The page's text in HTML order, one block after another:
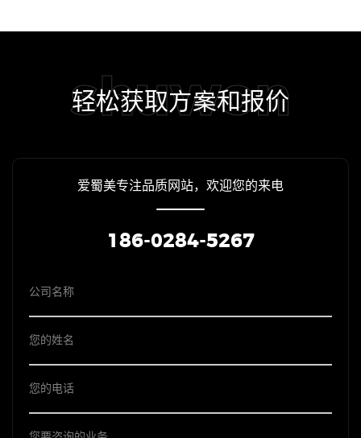
shuwon
轻松获取方案和报价
爱蜀美专注品质网站，欢迎您的来电
186-0284-5267